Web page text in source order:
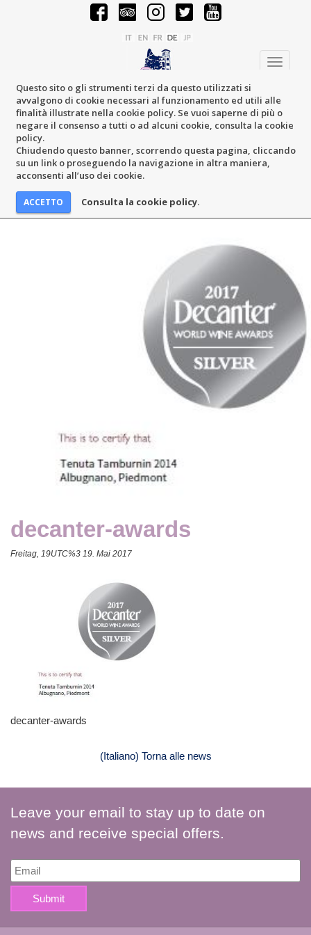
Questo sito o gli strumenti terzi da questo utilizzati si
avvalgono di cookie necessari al funzionamento ed utili alle
finalità illustrate nella cookie policy. Se vuoi saperne di più o
negare il consenso a tutti o ad alcuni cookie, consulta la cookie
policy.
Chiudendo questo banner, scorrendo questa pagina, cliccando
su un link o proseguendo la navigazione in altra maniera,
acconsenti all’uso dei cookie.
Consulta la cookie policy.
Toggle
decanter-awards
Freitag, 19UTC%3 19. Mai 2017
decanter-awards
(Italiano) Torna alle news
Leave your email to stay up to date on
news and receive special offers.